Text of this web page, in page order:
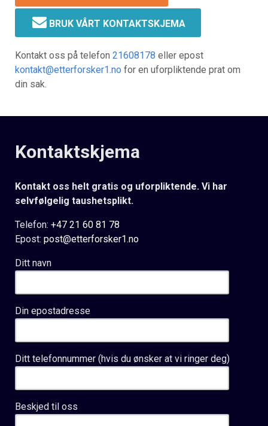
BRUK VÅRT KONTAKTSKJEMA
Kontakt oss på telefon 21608178 eller epost
kontakt@etterforsker1.no for en uforpliktende prat om
din sak.
Kontaktskjema
Kontakt oss helt gratis og uforpliktende. Vi har
selvfølgelig taushetsplikt.
Telefon: +47 21 60 81 78
Epost: post@etterforsker1.no
Ditt navn
Din epostadresse
Ditt telefonnummer (hvis du ønsker at vi ringer deg)
Beskjed til oss